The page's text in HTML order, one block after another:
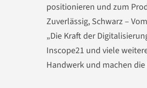
positionieren und zum
Zuverlässig, Schwarz –
„Die Kraft der
Inscope21 und viele
Handwerk und machen